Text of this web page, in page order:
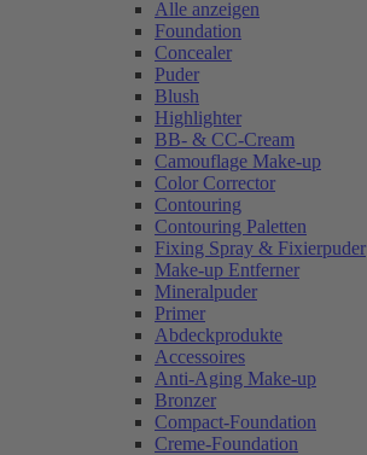
Alle anzeigen
Foundation
Concealer
Puder
Blush
Highlighter
BB- & CC-Cream
Camouflage Make-up
Color Corrector
Contouring
Contouring Paletten
Fixing Spray & Fixierpuder
Make-up Entferner
Mineralpuder
Primer
Abdeckprodukte
Accessoires
Anti-Aging Make-up
Bronzer
Compact-Foundation
Creme-Foundation